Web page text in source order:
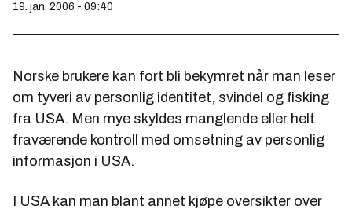
19. jan. 2006 - 09:40
Norske brukere kan fort bli bekymret når man leser
om tyveri av personlig identitet, svindel og fisking
fra USA. Men mye skyldes manglende eller helt
fraværende kontroll med omsetning av personlig
informasjon i USA.
I USA kan man blant annet kjøpe oversikter over